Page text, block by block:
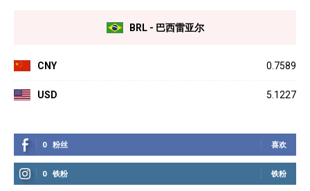
BRL - 巴西雷亚尔
CNY 0.7589
USD 5.1227
0 粉丝 喜欢
0 铁粉 铁粉